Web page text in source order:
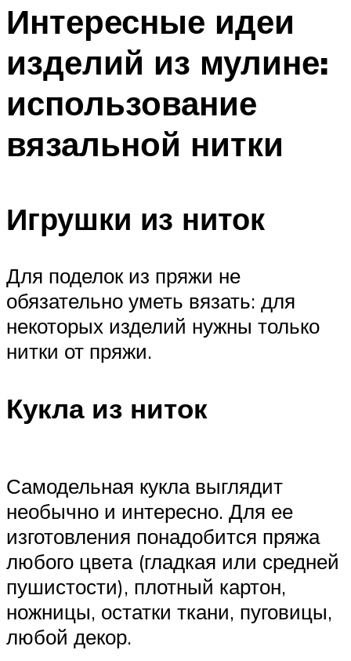
Интересные идеи
изделий из мулине:
использование
вязальной нитки
Игрушки из ниток
Для поделок из пряжи не
обязательно уметь вязать: для
некоторых изделий нужны только
нитки от пряжи.
Кукла из ниток
Самодельная кукла выглядит
необычно и интересно. Для ее
изготовления понадобится пряжа
любого цвета (гладкая или средней
пушистости), плотный картон,
ножницы, остатки ткани, пуговицы,
любой декор.